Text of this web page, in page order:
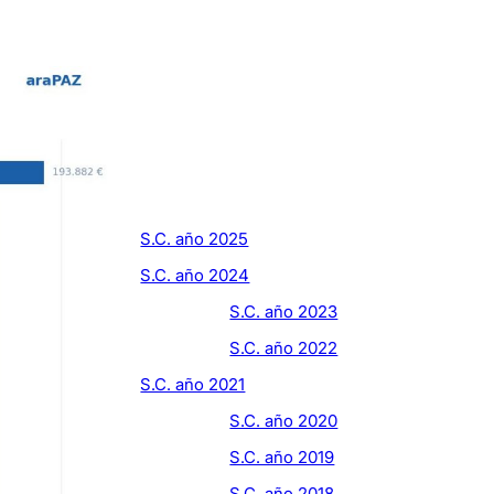
S.C. año 2025
S.C. año 2024
S.C. año 2023
S.C. año 2022
S.C. año 2021
S.C. año 2020
S.C. año 2019